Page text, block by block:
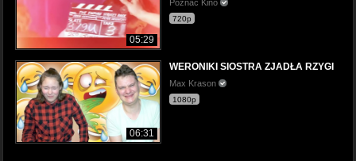
05:29
Poznać Kino
720p
06:31
WERONIKI SIOSTRA ZJADŁA RZYGI
Max Krason
1080p